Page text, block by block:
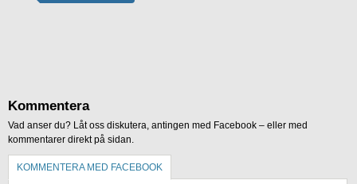
Kommentera
Vad anser du? Låt oss diskutera, antingen med Facebook – eller med
kommentarer direkt på sidan.
KOMMENTERA MED FACEBOOK